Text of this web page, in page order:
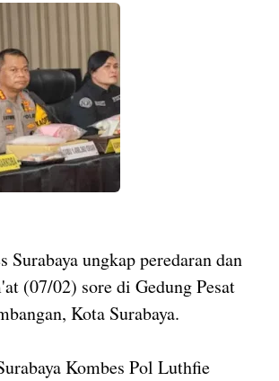
Surabaya ungkap peredaran dan
(07/02) sore di Gedung Pesat
Kota Surabaya.
Kombes Pol Luthfie